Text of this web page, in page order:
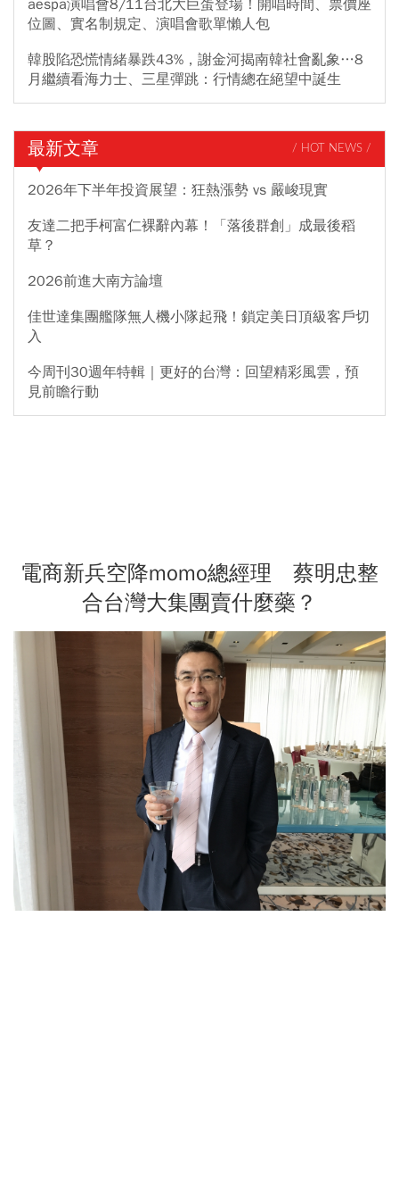
aespa演唱會8/11台北大巨蛋登場！開唱時間、票價座
位圖、實名制規定、演唱會歌單懶人包
韓股陷恐慌情緒暴跌43%，謝金河揭南韓社會亂象…8
月繼續看海力士、三星彈跳：行情總在絕望中誕生
最新文章 / HOT NEWS /
2026年下半年投資展望：狂熱漲勢 vs 嚴峻現實
友達二把手柯富仁裸辭內幕！「落後群創」成最後稻
草？
2026前進大南方論壇
佳世達集團艦隊無人機小隊起飛！鎖定美日頂級客戶切
入
今周刊30週年特輯｜更好的台灣：回望精彩風雲，預
見前瞻行動
電商新兵空降momo總經理 蔡明忠整
合台灣大集團賣什麼藥？